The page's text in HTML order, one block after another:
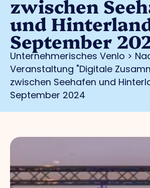
zwischen
und
September
Unternehmerisches Venlo >
Veranstaltung "Digitale
zwischen Seehafen und
September 2024